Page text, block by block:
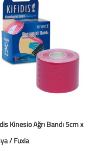
Kinesio Ağrı Bandı 5cm x
/ Fuxia